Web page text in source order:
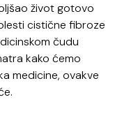
život gotovo
cistične fibroze
čudu
kako ćemo
medicine, ovakve